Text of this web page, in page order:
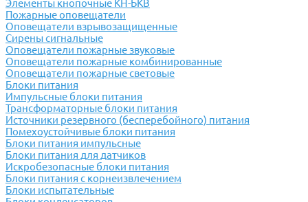
Элементы кнопочные КН-БКВ
Пожарные оповещатели
Оповещатели взрывозащищенные
Сирены сигнальные
Оповещатели пожарные звуковые
Оповещатели пожарные комбинированные
Оповещатели пожарные световые
Блоки питания
Импульсные блоки питания
Трансформаторные блоки питания
Источники резервного (бесперебойного) питания
Помехоустойчивые блоки питания
Блоки питания импульсные
Блоки питания для датчиков
Искробезопасные блоки питания
Блоки питания с корнеизвлечением
Блоки испытательные